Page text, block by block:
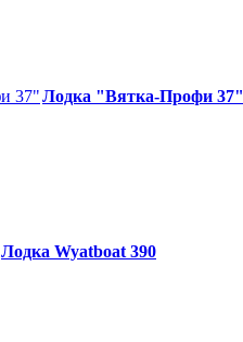
Лодка "Вятка-Профи 37"
Лодка Wyatboat 390